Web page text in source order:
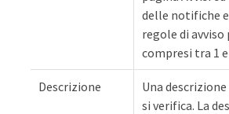
delle notifiche
regole di avviso
compresi tra 1
Descrizione
Una
si verifica. La